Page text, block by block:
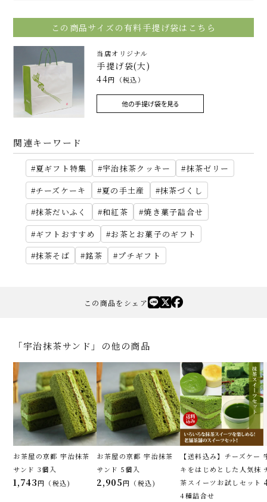
この商品サイズの有料手提げ袋はこちら
当店オリジナル
手提げ袋(大)
44円（税込）
他の手提げ袋を見る
関連キーワード
夏ギフト特集 宇治抹茶クッキー
抹茶ゼリー
チーズケーキ
夏の手土産
抹茶づくし
抹茶だいふく
和紅茶
焼き菓子詰合せ
ギフトおすすめ
お茶とお菓子のギフト
抹茶そば
銘茶 プチギフト
この商品をシェア
「宇治抹茶サンド」の他の商品
お茶屋の京都 宇治抹茶
サンド 3個入
1,743 税込
お茶屋の京都 宇治抹茶
サンド 5個入
2,905 税込
【送料込み】チーズケー
キをはじめとした人気抹
茶スイーツお試しセット
4種詰合せ